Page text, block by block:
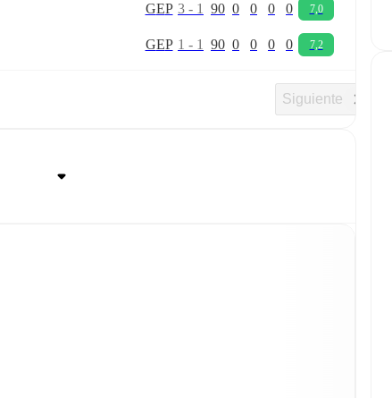
GEP 3 - 1 90 0 0 0 0 7,0
GEP 1 - 1 90 0 0 0 0 7,2
Siguiente